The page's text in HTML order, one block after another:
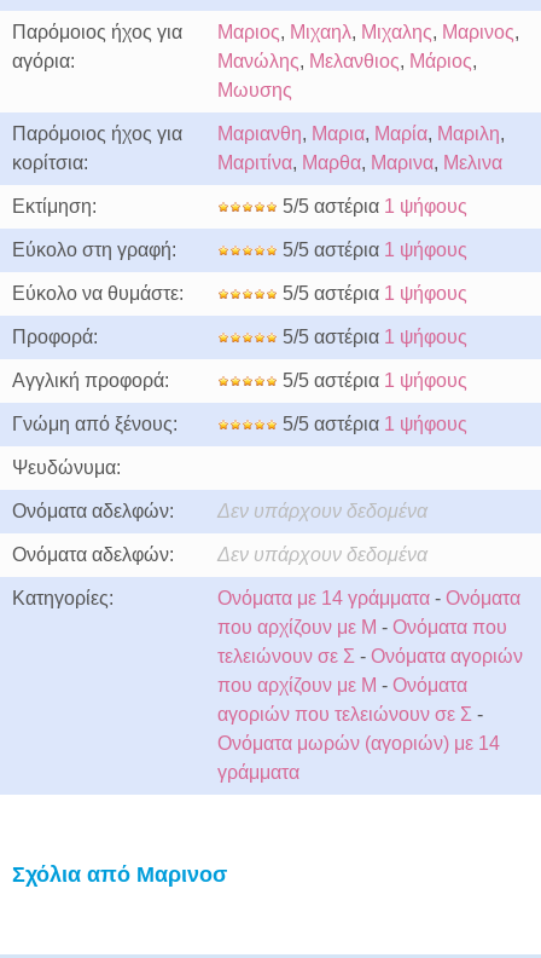
Παρόμοιος ήχος για
αγόρια:
Μαριος, Μιχαηλ, Μιχαλης, Μαρινος,
Μανώλης, Μελανθιος, Μάριος,
Μωυσης
Παρόμοιος ήχος για
κορίτσια:
Μαριανθη, Μαρια, Μαρία, Μαριλη,
Μαριτίνα, Μαρθα, Μαρινα, Μελινα
Εκτίμηση: 5/5 αστέρια 1 ψήφους
Εύκολο στη γραφή: 5/5 αστέρια 1 ψήφους
Εύκολο να θυμάστε: 5/5 αστέρια 1 ψήφους
Προφορά: 5/5 αστέρια 1 ψήφους
Αγγλική προφορά: 5/5 αστέρια 1 ψήφους
Γνώμη από ξένους: 5/5 αστέρια 1 ψήφους
Ψευδώνυμα:
Ονόματα αδελφών: Δεν υπάρχουν δεδομένα
Ονόματα αδελφών: Δεν υπάρχουν δεδομένα
Κατηγορίες: Ονόματα με 14 γράμματα - Ονόματα
που αρχίζουν με Μ - Ονόματα που
τελειώνουν σε Σ - Ονόματα αγοριών
που αρχίζουν με Μ - Ονόματα
αγοριών που τελειώνουν σε Σ -
Ονόματα μωρών (αγοριών) με 14
γράμματα
Σχόλια από Μαρινοσ